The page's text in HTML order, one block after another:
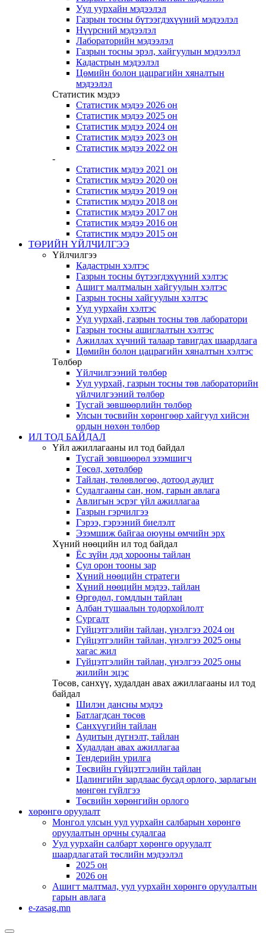
Уул уурхайн мэдээлэл
Газрын тосны бүтээгдэхүүний мэдээлэл
Нүүрсний мэдээлэл
Лабораторийн мэдээлэл
Газрын тосны эрэл, хайгуулын мэдээлэл
Кадастрын мэдээлэл
Цөмийн болон цацрагийн хяналтын
мэдээлэл
Статистик мэдээ
Статистик мэдээ 2026 он
Статистик мэдээ 2025 он
Статистик мэдээ 2024 он
Статистик мэдээ 2023 он
Статистик мэдээ 2022 он
-
Статистик мэдээ 2021 он
Статистик мэдээ 2020 он
Статистик мэдээ 2019 он
Статистик мэдээ 2018 он
Статистик мэдээ 2017 он
Статистик мэдээ 2016 он
Статистик мэдээ 2015 он
ТӨРИЙН ҮЙЛЧИЛГЭЭ
Үйлчилгээ
Кадастрын хэлтэс
Газрын тосны бүтээгдэхүүний хэлтэс
Ашигт малтмалын хайгуулын хэлтэс
Газрын тосны хайгуулын хэлтэс
Уул уурхайн хэлтэс
Уул уурхай, газрын тосны төв лаборатори
Газрын тосны ашиглалтын хэлтэс
Ажиллах хүчний талаар тавигдах шаардлага
Цөмийн болон цацрагийн хяналтын хэлтэс
Төлбөр
Үйлчилгээний төлбөр
Уул уурхай, газрын тосны төв лабораторийн
үйлчилгээний төлбөр
Тусгай зөвшөөрлийн төлбөр
Улсын төсвийн хөрөнгөөр хайгуул хийсэн
ордын нөхөн төлбөр
ИЛ ТОД БАЙДАЛ
Үйл ажиллагааны ил тод байдал
Тусгай зөвшөөрөл эзэмшигч
Төсөл, хөтөлбөр
Тайлан, төлөвлөгөө, дотоод аудит
Судалгааны сан, ном, гарын авлага
Авлигын эсрэг үйл ажиллагаа
Газрын гэрчилгээ
Гэрээ, гэрээний биелэлт
Эзэмшиж байгаа оюуны өмчийн эрх
Хүний нөөцийн ил тод байдал
Ёс зүйн дэд хорооны тайлан
Сул орон тооны зар
Хүний нөөцийн стратеги
Хүний нөөцийн мэдээ, тайлан
Өргөдөл, гомдлын тайлан
Албан тушаалын тодорхойлолт
Сургалт
Гүйцэтгэлийн тайлан, үнэлгээ 2024 он
Гүйцэтгэлийн тайлан, үнэлгээ 2025 оны
хагас жил
Гүйцэтгэлийн тайлан, үнэлгээ 2025 оны
жилийн эцэс
Төсөв, санхүү, худалдан авах ажиллагааны ил тод
байдал
Шилэн дансны мэдээ
Батлагдсан төсөв
Санхүүгийн тайлан
Аудитын дүгнэлт, тайлан
Худалдан авах ажиллагаа
Тендерийн урилга
Төсвийн гүйцэтгэлийн тайлан
Цалингийн зардлаас бусад орлого, зарлагын
мөнгөн гүйлгээ
Төсвийн хөрөнгийн орлого
хөрөнгө оруулалт
Монгол улсын уул уурхайн салбарын хөрөнгө
оруулалтын орчны судалгаа
Уул уурхайн салбарт хөрөнгө оруулалт
шаардлагатай төслийн мэдээлэл
2025 он
2026 он
Ашигт малтмал, уул уурхайн хөрөнгө оруулалтын
гарын авлага
e-zasag.mn